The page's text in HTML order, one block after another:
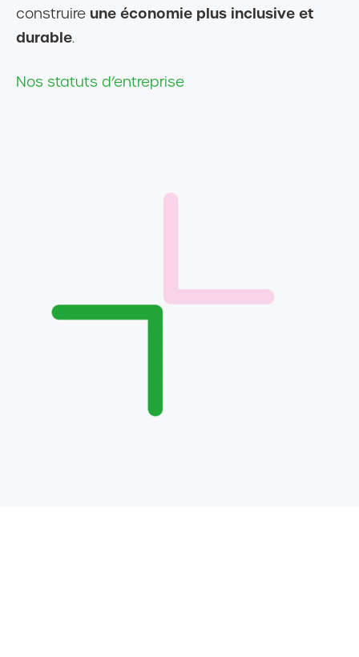
construire une économie plus inclusive et
durable.
Nos statuts d’entreprise